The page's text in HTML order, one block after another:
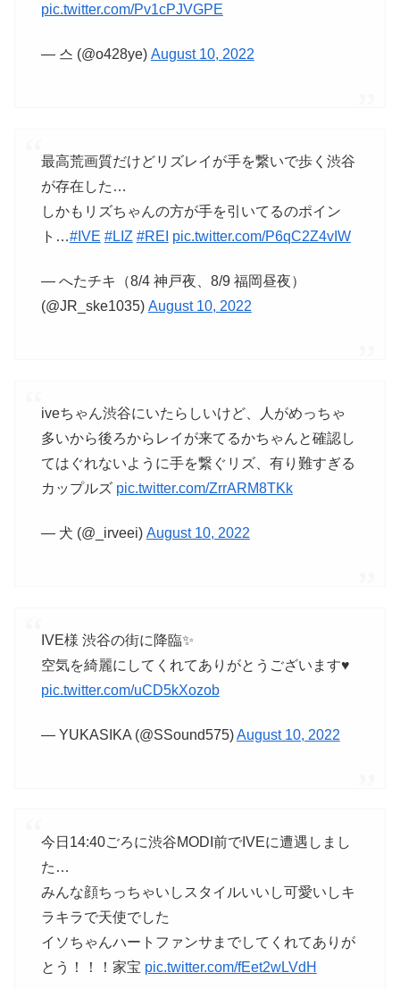
pic.twitter.com/Pv1cPJVGPE
— 스 (@o428ye) August 10, 2022
最高荒画質だけどリズレイが手を繋いで歩く渋谷
が存在した…
しかもリズちゃんの方が手を引いてるのポイン
ト…#IVE #LIZ #REI pic.twitter.com/P6qC2Z4vIW
— へたチキ（8/4 神戸夜、8/9 福岡昼夜）
(@JR_ske1035) August 10, 2022
iveちゃん渋谷にいたらしいけど、人がめっちゃ
多いから後ろからレイが来てるかちゃんと確認し
てはぐれないように手を繋ぐリズ、有り難すぎる
カップルズ pic.twitter.com/ZrrARM8TKk
— 犬 (@_irveei) August 10, 2022
IVE様 渋谷の街に降臨✨
空気を綺麗にしてくれてありがとうございます♥️
pic.twitter.com/uCD5kXozob
— YUKASIKA (@SSound575)August 10, 2022
今日14:40ごろに渋谷MODI前でIVEに遭遇しまし
た…
みんな顔ちっちゃいしスタイルいいし可愛いしキ
ラキラで天使でした
イソちゃんハートファンサまでしてくれてありが
とう！！！家宝 pic.twitter.com/fEet2wLVdH